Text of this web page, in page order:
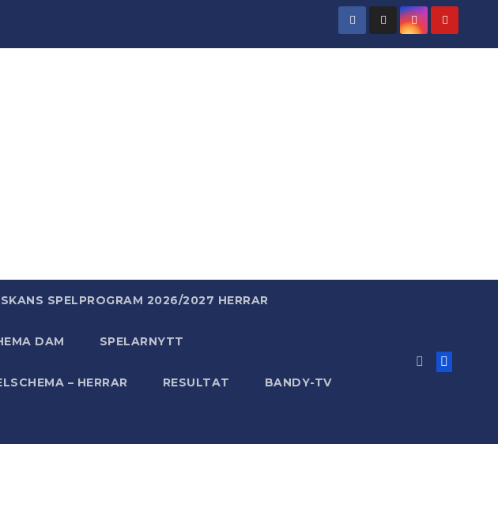
SPELPROGRAM 2026/2027 HERRAR
DAM SPELARNYTT
– HERRAR RESULTAT BANDY-TV